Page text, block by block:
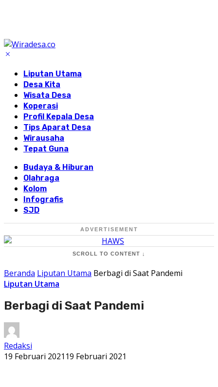
Liputan Utama
Desa Kita
Wisata Desa
Koperasi
Profil Kepala Desa
Tips Aparat Desa
Wirausaha
Tepat Guna
Budaya & Hiburan
Olahraga
Kolom
Infografis
SJD
ADVERTISEMENT
SCROLL TO CONTENT ↓
Beranda Liputan Utama Berbagi di Saat Pandemi
Liputan Utama
Berbagi di Saat Pandemi
Redaksi
19 Februari 2021 19 Februari 2021